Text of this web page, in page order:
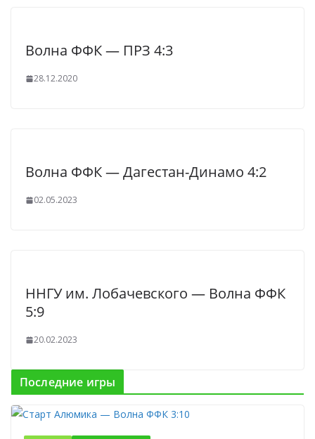
Волна ФФК — ПРЗ 4:3
28.12.2020
Волна ФФК — Дагестан-Динамо 4:2
02.05.2023
ННГУ им. Лобачевского — Волна ФФК
5:9
20.02.2023
Последние игры